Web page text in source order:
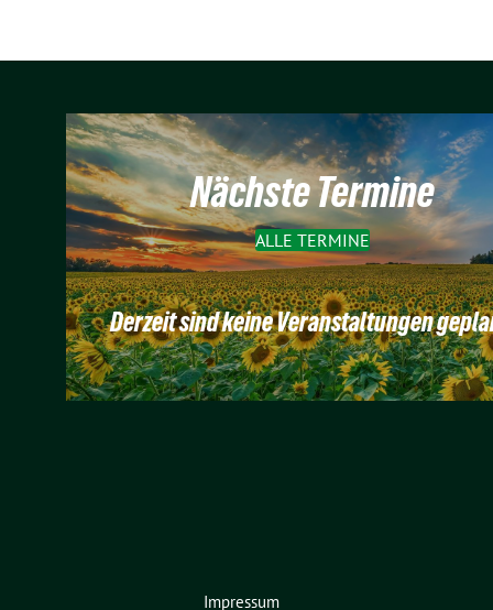
Nächste Termine
ALLE TERMINE
Derzeit sind keine Veranstaltungen
Impressum